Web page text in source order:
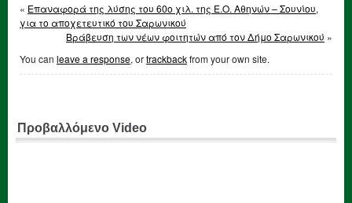
« Επαναφορά της λύσης του 60ο χιλ. της Ε.Ο. Αθηνών – Σουνίου,
για το αποχετευτικό του Σαρωνικού
Βράβευση των νέων φοιτητών από τον Δήμο Σαρωνικού »
You can leave a response, ortrackbackfrom your own site.
Προβαλλόμενο Video